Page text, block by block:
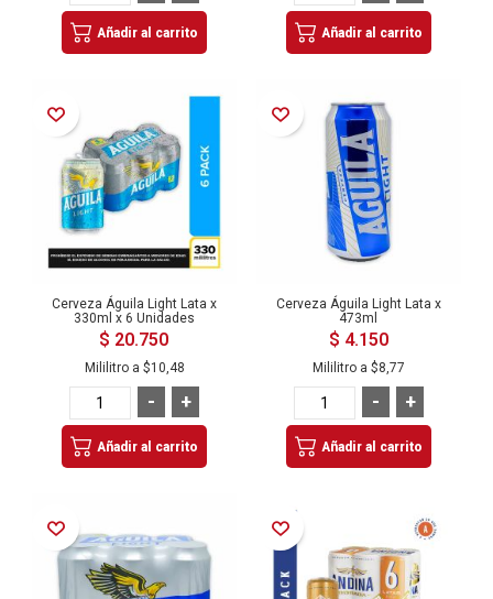
Añadir al carrito Añadir al carrito
Añadir a la Lista de Deseos
Cerveza Águila Light Lata x
330ml x 6 Unidades
$ 20.750
Mililitro a $10,48
+
-
Añadir al carrito
Añadir a la Lista de Deseos
Cerveza Águila Light Lata x
473ml
$ 4.150
Mililitro a $8,77
+
-
Añadir al carrito
Añadir a la Lista de Deseos Añadir a la Lista de Deseos